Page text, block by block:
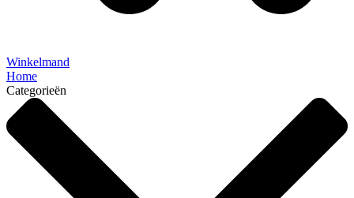
Winkelmand
Home
Categorieën